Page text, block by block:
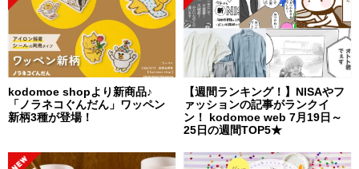
kodomoe shopより新商品♪
「ノラネコぐんだん」ワッペン
新柄3種が登場！
【週間ランキング！】NISAやフ
ァッションの記事がランクイ
ン！ kodomoe web 7月19日～
25日の週間TOP5★